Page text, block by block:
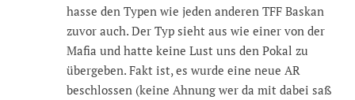
hasse den Typen wie jeden anderen TFF Baskan
zuvor auch. Der Typ sieht aus wie einer von der
Mafia und hatte keine Lust uns den Pokal zu
übergeben. Fakt ist, es wurde eine neue AR
beschlossen (keine Ahnung wer da mit dabei saß